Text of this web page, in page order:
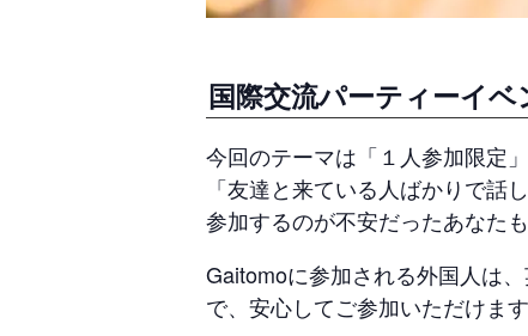
国際交流パーティーイベ
今回のテーマは「１人参加限定」
「友達と来ている人ばかりで
参加するのが不安だったあなた
Gaitomoに参加される外国人は
で、安心してご参加いただけます